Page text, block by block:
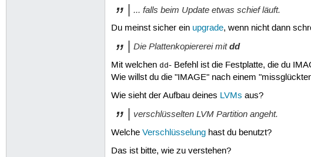
... falls beim Update etwas schief läuft.
Du meinst sicher ein upgrade, wenn nicht dann
Die Plattenkopiererei mitdd
Mit welchen dd- Befehl ist die Festplatte, die du
Wie willst du die "IMAGE" nach einem
Wie sieht der Aufbau deines LVMs aus?
verschlüsselten LVM Partition angeht.
Welche Verschlüsselunghast du benutzt?
Das ist bitte, wie zu verstehen?